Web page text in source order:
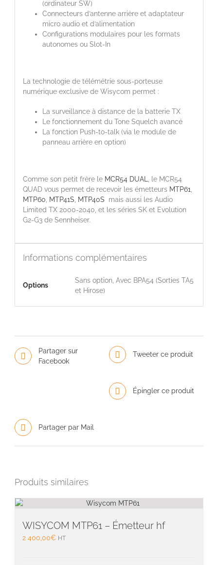
(ordinateur SW)
Connecteurs d’antenne arrière et adaptateur
micro audio et d’alimentation
Configurations modulaires pour les formats
autonomes ou Slot-In
La technologie de télémétrie sous-porteuse
numérique exclusive de Wisycom permet :
La surveillance à distance de la batterie TX
Le fonctionnement du Tone Squelch avancé
La fonction Push-to-talk (via le module de
panneau arrière en option)
Comme son petit frère le MCR54 DUAL
, le MCR54
QUAD vous permet de recevoir les émetteurs MTP61
MTP60
MTP41S MTP40S mais aussi les Audio
Limited TX 2000-2040, et les séries SK et Evolution
G2-G3 de Sennheiser.
Informations complémentaires
Options
Sans option, Avec BPA54 (Sorties TA5
et Hirose)
Partager sur
Facebook
Tweeter ce produit
Épingler ce produit
Partager par Mail
Produits similaires
WISYCOM MTP61 – Émetteur hf
2 400,00€ HT